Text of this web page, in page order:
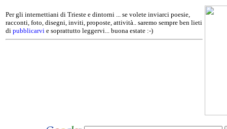
Per gli internettiani di Trieste e dintorni ... se volete inviarci poesie,
racconti, foto, disegni, inviti, proposte, attività.. saremo sempre ben lieti
di pubblicarvi e soprattutto leggervi... buona estate :-)